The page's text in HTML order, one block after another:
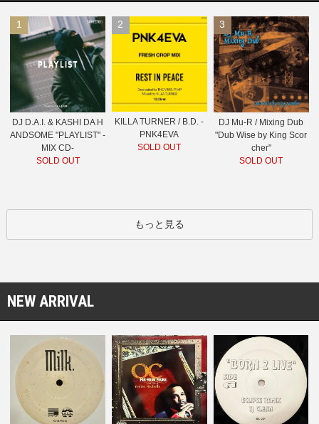
1
DJ D.A.I. & KASHI DA H
ANDSOME "PLAYLIST" -
MIX CD-
SOLD OUT
2
KILLA TURNER / B.D. -
PNK4EVA
SOLD OUT
3
DJ Mu-R / Mixing Dub
"Dub Wise by King Scor
cher"
SOLD OUT
もっと見る
NEW ARRIVAL